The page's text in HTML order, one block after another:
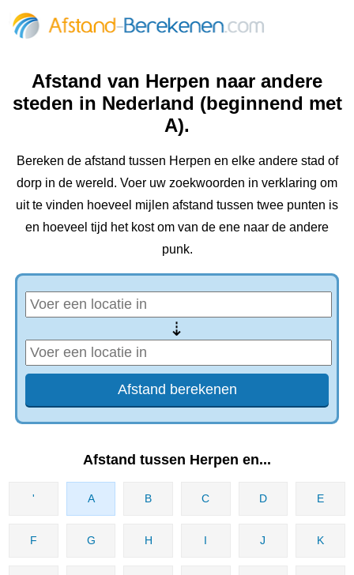
Afstand van Herpen naar andere
steden in Nederland (beginnend met
A).
Bereken de afstand tussen Herpen en elke andere stad of
dorp in de wereld. Voer uw zoekwoorden in verklaring om
uit te vinden hoeveel mijlen afstand tussen twee punten is
en hoeveel tijd het kost om van de ene naar de andere
punk.
⇢
Afstand tussen Herpen en...
' A B C D E
F G H I J K